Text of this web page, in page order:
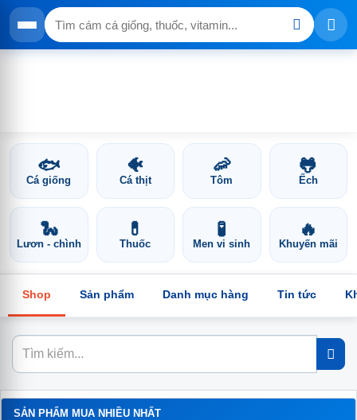
🐟
Cá giống
🐠
Cá thịt
🦐
Tôm
🐸
Ếch
🐍
Lươn - chình
💊
Thuốc
🧪
Men vi sinh
🔥
Khuyến mãi
Shop Sản phẩm Danh mục hàng Tin tức
SẢN PHẨM MUA NHIỀU NHẤT